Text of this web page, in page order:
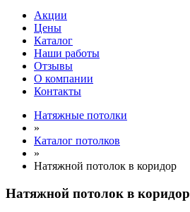
Акции
Цены
Каталог
Наши работы
Отзывы
О компании
Контакты
Натяжные потолки
»
Каталог потолков
»
Натяжной потолок в коридор
Натяжной потолок в коридор